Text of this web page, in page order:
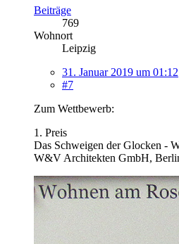
Beiträge
769
Wohnort
Leipzig
31. Januar 2019 um 01:12
#7
Zum Wettbewerb:
1. Preis
Das Schweigen der Glocken -
W&V Architekten GmbH,